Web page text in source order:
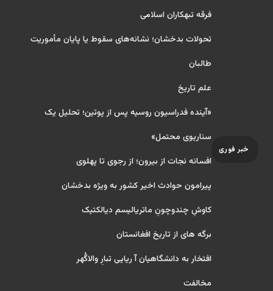
خبر فوری
فرقه تبهکاران اسلامی
تحولات بدخشان؛ نشانه‌های سقوط یا پایان مأموریت
طالبان
علم تاریخ
«آینده فدراسیون روسیه پس از پوتین؛ تحلیل یک
سناریوی محتمل»
افسانه نجات از بیرون؛ از رجوی تا پهلوی
پیرامون حوادث اخیر کشور به ویژه بدخشان
کاوشِ چندو‌چونِ ماتریالیسم دیالکتیک
برگه های از تاریخ افغانستان
افتخار به دانشگاهیان آ ریایی تبارِ والاگُهر
مخالفت